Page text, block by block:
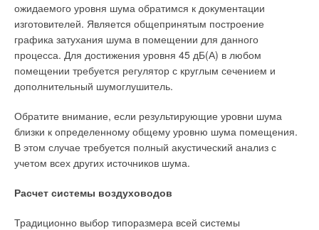
ожидаемого уровня шума обратимся к документации
изготовителей. Является общепринятым построение
графика затухания шума в помещении для данного
процесса. Для достижения уровня 45 дБ(А) в любом
помещении требуется регулятор с круглым сечением и
дополнительный шумоглушитель.
Обратите внимание, если результирующие уровни шума
близки к определенному общему уровню шума помещения.
В этом случае требуется полный акустический анализ с
учетом всех других источников шума.
Расчет системы воздуховодов
Традиционно выбор типоразмера всей системы
Следует отметить, что рынок отопительных приборов в
России уже сложился. С теми или иными оговорками его
можно назвать цивилизованным, однако не все торгующие
организации предлагают достаточно полную и объективную
информацию о продаваемых приборах, основанную на
подготовленных технических специалистов, которые могли
бы помочь в выборе того или иного типа отопительного
прибора. Перечисленные негативные моменты приводят к
нарушениям режима эксплуатации систем отопления и
к отдельным типам отопительных приборов, так и к фирмам,